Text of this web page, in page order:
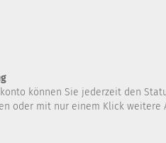
können Sie jederzeit den
oder mit nur einem Klick weitere